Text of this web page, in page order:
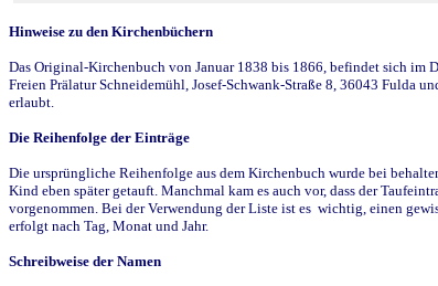
Hinweise zu den Kirchenbüchern
Das Original-Kirchenbuch von Januar 1838 bis 1866, befindet sich im
Freien Prälatur Schneidemühl, Josef-Schwank-Straße 8, 36043 Fulda
erlaubt.
Die Reihenfolge der Einträge
Die ursprüngliche Reihenfolge aus dem Kirchenbuch wurde bei
Kind eben später getauft. Manchmal kam es auch vor, dass der
vorgenommen. Bei der Verwendung der Liste ist es wichtig, einen
erfolgt nach Tag, Monat und Jahr.
Schreibweise der Namen